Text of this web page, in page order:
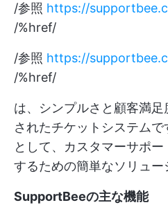
/参照 https://
/%href/
/参照 https://
/%href/
は、シンプルさと顧客満
されたチケットシステム
として、カスタマーサポ
するための簡単なソリュー
SupportBeeの主な機能